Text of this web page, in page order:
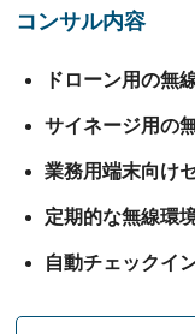
コンサル内容
ドローン用の無
サイネージ用の
業務用端末向け
定期的な無線環
自動チェックイ